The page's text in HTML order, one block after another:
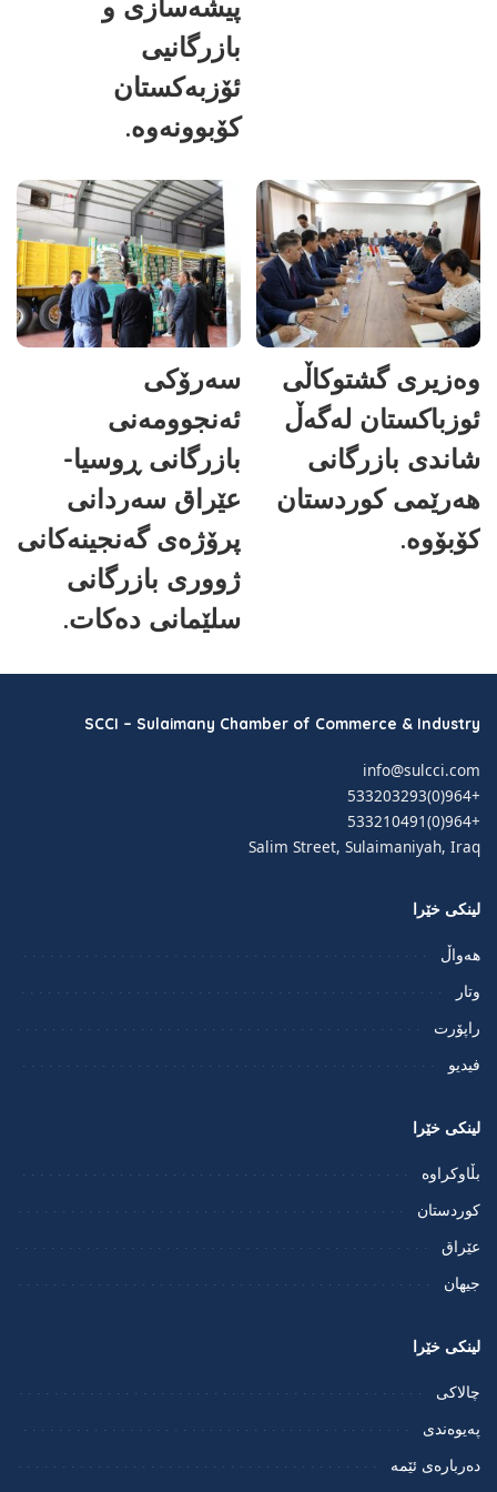
بازرگانیی
ئۆزبەکستان
کۆبوونەوە.
وەزیری گشتوکاڵی
ئوزباکستان لەگەڵ
شاندی بازرگانی
هەرێمی کوردستان
کۆبۆوە.
سەرۆکی
ئەنجوومەنی
بازرگانی ڕوسیا-
عێراق سەردانی
پرۆژەی گەنجینەکانی
ژووری بازرگانی
سلێمانی دەکات.
SCCI – Sulaimany Chamber of Commerce & Industry
info@sulcci.com
+964(0)533203293
+964(0)533210491
Salim Street, Sulaimaniyah, Iraq
لینکی خێرا
هەواڵ
وتار
راپۆرت
فيديو
لینکی خێرا
بڵاوکراوە
کوردستان
عێراق
جیهان
لینکی خێرا
چالاکی
پەیوەندی
دەربارەی ئێمە